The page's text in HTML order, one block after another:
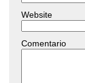
Website
Comentario